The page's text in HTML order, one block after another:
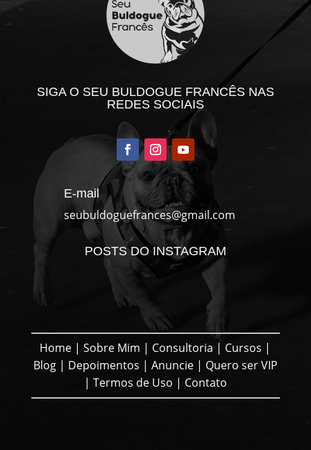
SIGA O SEU BULDOGUE FRANCÊS NAS
REDES SOCIAIS
E-mail
seubuldoguefrances@gmail.com
POSTS DO INSTAGRAM
Home |Sobre Mim | Consultoria | Cursos |
Blog| Depoimentos | Anuncie| Quero ser VIP
| Termos de Uso | Contato